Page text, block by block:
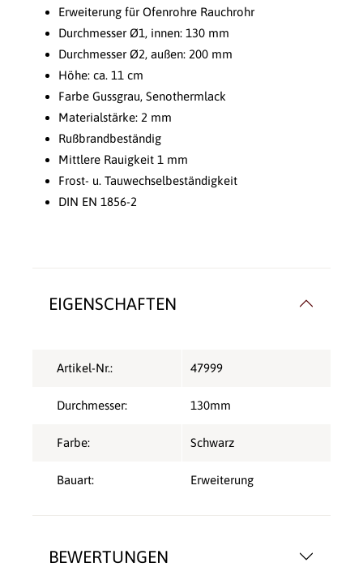
Erweiterung für Ofenrohre Rauchrohr
Durchmesser Ø1, innen: 130 mm
Durchmesser Ø2, außen: 200 mm
Höhe: ca. 11 cm
Farbe Gussgrau, Senothermlack
Materialstärke: 2 mm
Rußbrandbeständig
Mittlere Rauigkeit 1 mm
Frost- u. Tauwechselbeständigkeit
DIN EN 1856-2
BEWERTUNGEN
EIGENSCHAFTEN
Artikel-Nr.: 47999
Durchmesser: 130mm
Farbe: Schwarz
Bauart: Erweiterung